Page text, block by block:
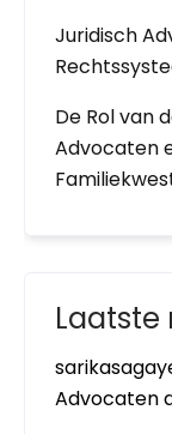
Juridisch
De Rol van
Advocaten
Laatste
Advocaten